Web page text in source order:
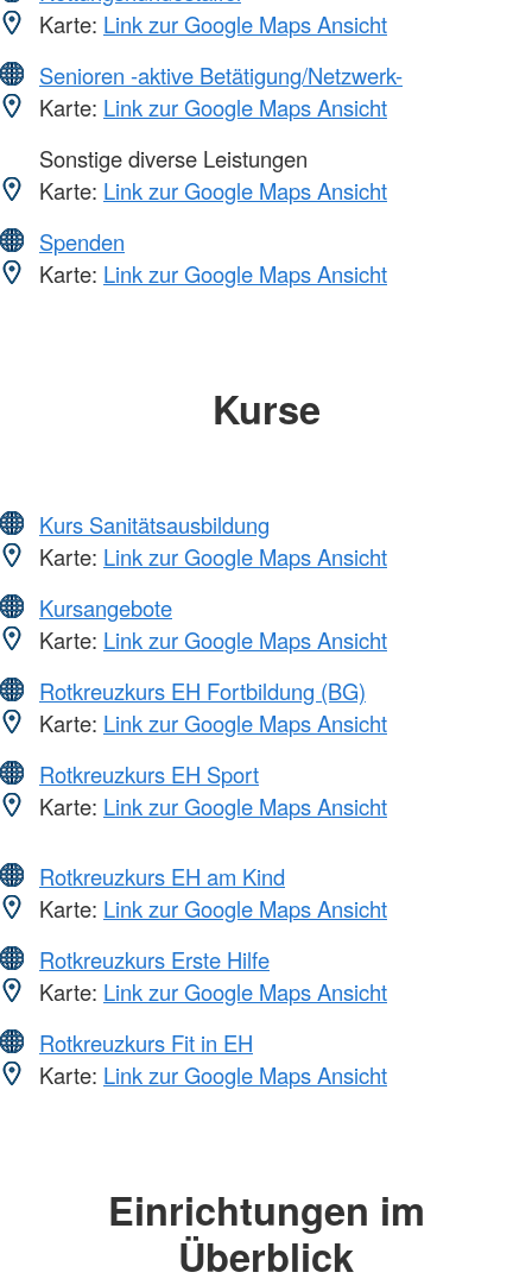
Karte: Link zur Google Maps Ansicht
Senioren -aktive Betätigung/Netzwerk-
Karte: Link zur Google Maps Ansicht
Sonstige diverse Leistungen
Karte: Link zur Google Maps Ansicht
Spenden
Karte: Link zur Google Maps Ansicht
Kurse
Kurs Sanitätsausbildung
Karte: Link zur Google Maps Ansicht
Kursangebote
Karte: Link zur Google Maps Ansicht
Rotkreuzkurs EH Fortbildung (BG)
Karte: Link zur Google Maps Ansicht
Rotkreuzkurs EH Sport
Karte: Link zur Google Maps Ansicht
Rotkreuzkurs EH am Kind
Karte: Link zur Google Maps Ansicht
Rotkreuzkurs Erste Hilfe
Karte: Link zur Google Maps Ansicht
Rotkreuzkurs Fit in EH
Karte: Link zur Google Maps Ansicht
Einrichtungen im
Überblick